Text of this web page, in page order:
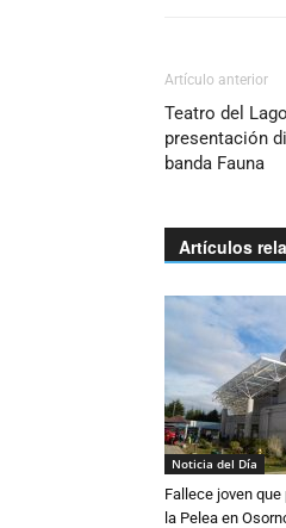
Artículo anterior
Teatro del
presentación
banda Fauna
Artículos
Noticia del Día
Fallece joven
la Pelea en